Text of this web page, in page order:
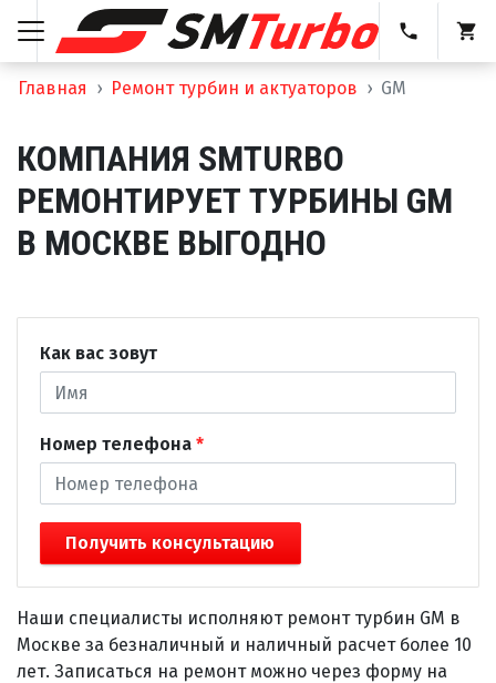
Главная Ремонт турбин и актуаторов GM
КОМПАНИЯ SMTURBO
РЕМОНТИРУЕТ ТУРБИНЫ GM
В МОСКВЕ ВЫГОДНО
Как вас зовут
Номер телефона
Получить консультацию
Наши специалисты исполняют ремонт турбин GM в
Москве за безналичный и наличный расчет более 10
лет. Записаться на ремонт можно через форму на